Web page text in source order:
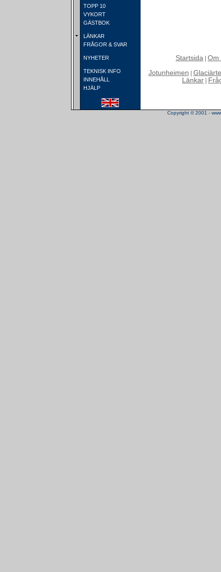
TOPP 10
VYKORT
GÄSTBOK
LÄNKAR
FRÅGOR & SVAR
NYHETER
TEKNISK INFO
INNEHÅLL
HJÄLP
Startsida Om
Jotunheimen
Länkar
Copyright © 2001 -